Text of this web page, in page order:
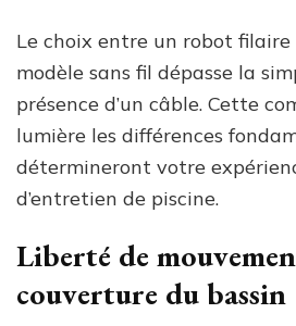
Le choix entre un robot
modèle sans fil dépasse la
présence d’un câble. Cette
lumière les différences
détermineront votre
d’entretien de piscine.
Liberté de
couverture du bassin